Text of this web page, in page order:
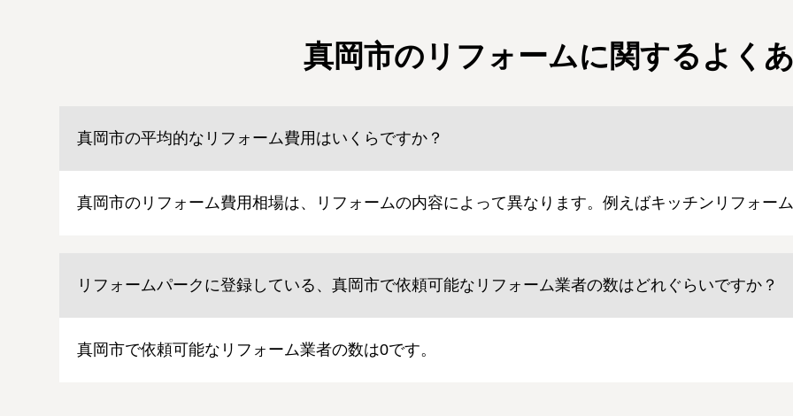
真岡市のリフォームに関する よく
真岡市の平均的なリフォーム費用はいくらですか？
真岡市のリフォーム費用相場は、リフォームの内容によって異なります。例えばキッチンリフォー
リフォームパークに登録している、真岡市で依頼可能なリフォーム業者の数はどれぐらいですか？
真岡市で依頼可能なリフォーム業者の数は0です。